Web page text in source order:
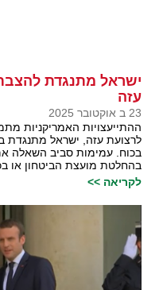
ישראל מתנגדת
עזה
23 ב אוקטובר 2025
ההתייעצויות האמריקניות
לרצועת עזה, ישראל מתנגדת
בכוח. עמימות סביב השאלה
בהחלטת מועצת הביטחון או
לקריאה >>